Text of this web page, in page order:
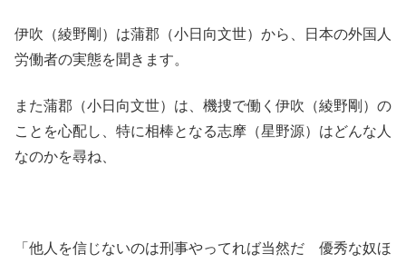
伊吹（綾野剛）は蒲郡（小日向文世）から、日本の外国人
労働者の実態を聞きます。
また蒲郡（小日向文世）は、機捜で働く伊吹（綾野剛）の
ことを心配し、特に相棒となる志摩（星野源）はどんな人
なのかを尋ね、
「他人を信じないのは刑事やってれば当然だ 優秀な奴ほ